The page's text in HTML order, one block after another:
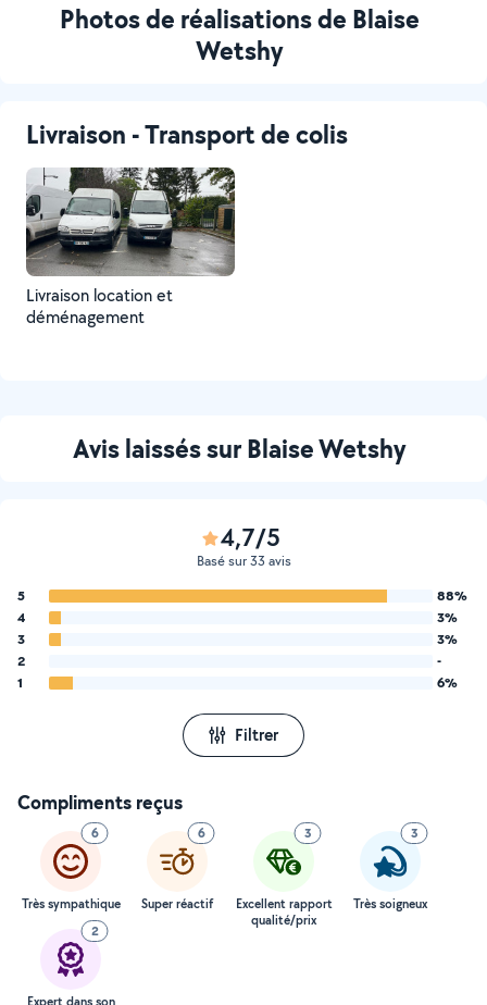
Photos de réalisations de Blaise
Wetshy
Livraison - Transport de colis
Livraison location et
déménagement
Avis laissés sur Blaise Wetshy
4,7/5
Basé sur 33 avis
5
88%
4
3%
3
3%
2
-
1
6%
Filtrer
Compliments reçus
6
Très sympathique
6
Super réactif
3
Excellent rapport
qualité/prix
3
Très soigneux
2